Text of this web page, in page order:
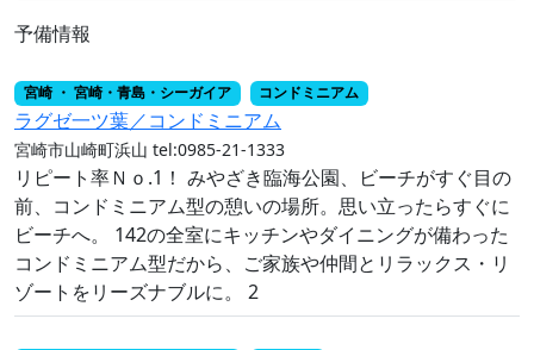
予備情報
宮崎 ・ 宮崎・青島・シーガイア コンドミニアム
ラグゼ一ツ葉／コンドミニアム
宮崎市山崎町浜山 tel:0985-21-1333
リピート率Ｎｏ.1！ みやざき臨海公園、ビーチがすぐ目の
前、コンドミニアム型の憩いの場所。思い立ったらすぐに
ビーチへ。 142の全室にキッチンやダイニングが備わった
コンドミニアム型だから、ご家族や仲間とリラックス・リ
ゾートをリーズナブルに。 2